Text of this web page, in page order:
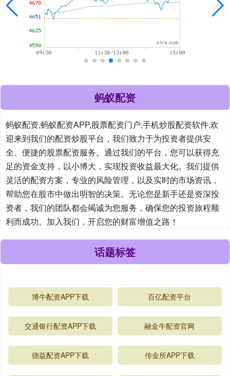
蚂蚁配资
蚂蚁配资,蚂蚁配资APP,股票配资门户,手机炒股配资软件,欢
迎来到我们的配资炒股平台，我们致力于为投资者提供安
全、便捷的股票配资服务。通过我们的平台，您可以获得充
足的资金支持，以小博大，实现投资收益最大化。我们提供
灵活的配资方案，专业的风险管理，以及实时的市场资讯，
帮助您在股市中做出明智的决策。无论您是新手还是资深投
资者，我们的团队都会竭诚为您服务，确保您的投资旅程顺
利而成功。加入我们，开启您的财富增值之路！
话题标签
博牛配资APP下载 百亿配资平台
交通银行配资APP下载 融金牛配资官网
德益配资APP下载 传金所APP下载